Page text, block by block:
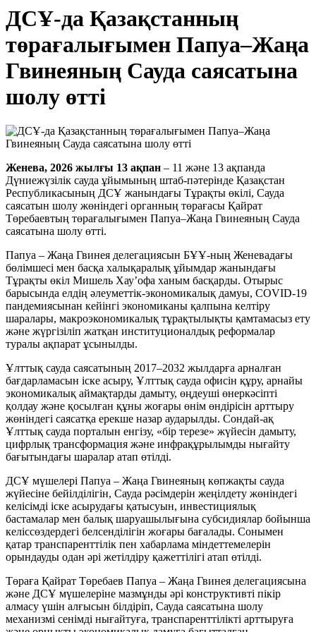
ДСҰ-да Қазақстанның
төрағалығымен Папуа–Жаңа
Гвинеяның Сауда саясатына
шолу өтті
Женева, 2026 жылғы 13 ақпан – 11 және 13 ақпанда
Дүниежүзілік сауда ұйымының штаб-пәтерінде Қазақстан
Республикасының ДСҰ жанындағы Тұрақты өкілі, Сауда
саясатын шолу жөніндегі органның төрағасы Қайрат
Төребаевтың төрағалығымен Папуа–Жаңа Гвинеяның Сауда
саясатына шолу өтті.
Папуа – Жаңа Гвинея делегациясын БҰҰ-ның Женевадағы
бөлімшесі мен басқа халықаралық ұйымдар жанындағы
Тұрақты өкіл Мишель Хау’офа ханым басқарды. Отырыс
барысында елдің әлеуметтік-экономикалық дамуы, COVID-19
пандемиясынан кейінгі экономиканы қалпына келтіру
шаралары, макроэкономикалық тұрақтылықты қамтамасыз ету
және жүргізіліп жатқан институционалдық реформалар
туралы ақпарат ұсынылды.
Ұлттық сауда саясатының 2017–2032 жылдарға арналған
бағдарламасын іске асыру, Ұлттық сауда офисін құру, арнайы
экономикалық аймақтарды дамыту, өңдеуші өнеркәсіпті
қолдау және қосылған құны жоғары өнім өндірісін арттыру
жөніндегі саясатқа ерекше назар аударылды. Сондай-ақ
Ұлттық сауда порталын енгізу, «бір терезе» жүйесін дамыту,
цифрлық трансформация және инфрақұрылымды нығайту
бағытындағы шаралар атап өтілді.
ДСҰ мүшелері Папуа – Жаңа Гвинеяның көпжақты сауда
жүйесіне бейілділігін, Сауда рәсімдерін жеңілдету жөніндегі
келісімді іске асырудағы қатысуын, инвестициялық
бастамалар мен балық шаруашылығына субсидиялар бойынша
келіссөздердегі белсенділігін жоғары бағалады. Сонымен
қатар транспаренттілік пен хабарлама міндеттемелерін
орындауды одан әрі жетілдіру қажеттілігі атап өтілді.
Төраға Қайрат Төребаев Папуа – Жаңа Гвинея делегациясына
және ДСҰ мүшелеріне мазмұнды әрі конструктивті пікір
алмасу үшін алғысын білдіріп, Сауда саясатына шолу
механизмі сенімді нығайтуға, транспаренттілікті арттыруға